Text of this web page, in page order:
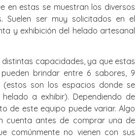
en estas se muestran los diversos
Suelen ser muy solicitados en el
y exhibición del helado artesanal
distintas capacidades, ya que estas
brindar entre 6 sabores, 9
son los espacios donde se
a exhibir). Dependiendo de
de este equipo puede variar. Algo
cuenta antes de comprar una de
comúnmente no vienen con sus